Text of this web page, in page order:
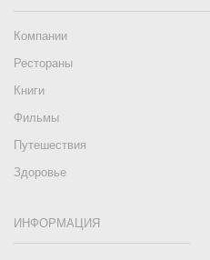
Компании
Рестораны
Книги
Фильмы
Путешествия
Здоровье
ИНФОРМАЦИЯ